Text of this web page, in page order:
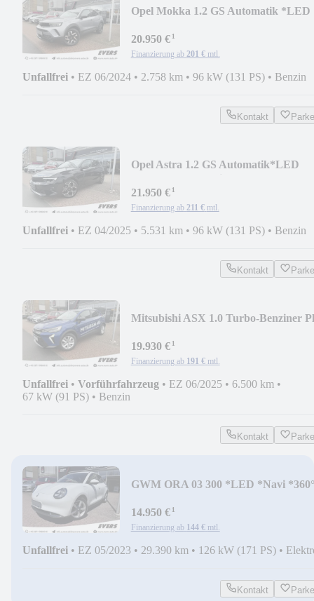
Opel Mokka 1.2 GS Automatik *LED
20.950 €¹
Finanzierung ab 201 € mtl.
Unfallfrei • EZ 06/2024 • 2.758 km • 96 kW (131 PS) • Benzin
Kontakt
Opel Astra 1.2 GS Automatik*LED
21.950 €¹
Finanzierung ab 211 € mtl.
Unfallfrei • EZ 04/2025 • 5.531 km • 96 kW (131 PS) • Benzin
Kontakt
Mitsubishi ASX 1.0 Turbo-Benziner
19.930 €¹
Finanzierung ab 191 € mtl.
Unfallfrei • Vorführfahrzeug • EZ 06/2025 • 6.500 km •
67 kW (91 PS) • Benzin
Kontakt
GWM ORA 03 300 *LED *Navi *360°
14.950 €¹
Finanzierung ab 144 € mtl.
Unfallfrei • EZ 05/2023 • 29.390 km • 126 kW (171 PS) •
Kontakt